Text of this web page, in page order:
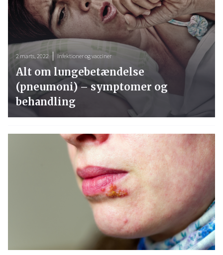
2 marts, 2022 Infektioner og vacciner
Alt om lungebetændelse
(pneumoni) – symptomer og
behandling